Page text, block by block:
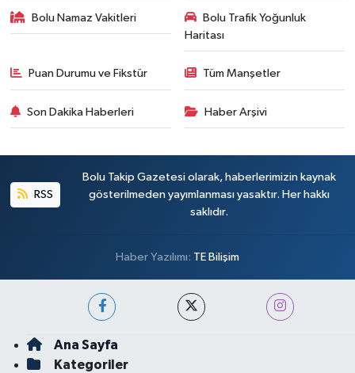
Bolu Namaz Vakitleri
Bolu Trafik Yoğunluk
Haritası
Puan Durumu ve Fikstür Tüm Manşetler
Son Dakika Haberleri Haber Arşivi
RSS
Bolu Takip Gazetesi olarak, haberlerimizin kaynak
gösterilmeden yayımlanması yasaktır. Her hakkı
saklıdır.
Haber Yazılımı: TE Bilişim
Ana Sayfa
Kategoriler